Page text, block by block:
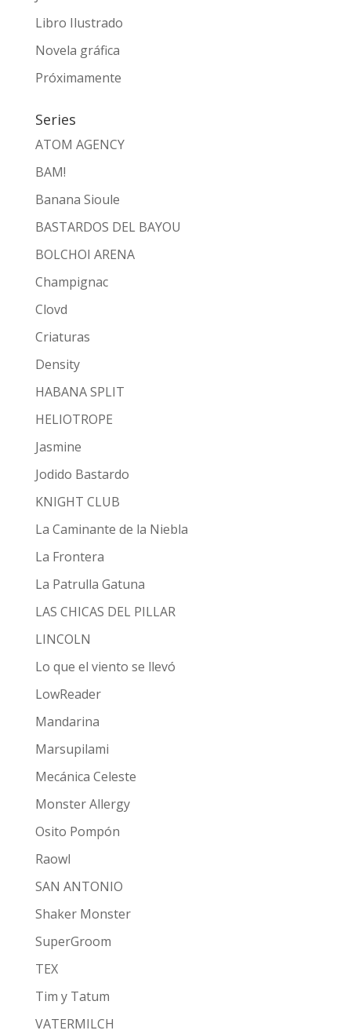
Libro Ilustrado
Novela gráfica
Próximamente
Series
ATOM AGENCY
BAM!
Banana Sioule
BASTARDOS DEL BAYOU
BOLCHOI ARENA
Champignac
Clovd
Criaturas
Density
HABANA SPLIT
HELIOTROPE
Jasmine
Jodido Bastardo
KNIGHT CLUB
La Caminante de la Niebla
La Frontera
La Patrulla Gatuna
LAS CHICAS DEL PILLAR
LINCOLN
Lo que el viento se llevó
LowReader
Mandarina
Marsupilami
Mecánica Celeste
Monster Allergy
Osito Pompón
Raowl
SAN ANTONIO
Shaker Monster
SuperGroom
TEX
Tim y Tatum
VATERMILCH